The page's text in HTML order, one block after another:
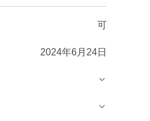
可
2024年6月24日